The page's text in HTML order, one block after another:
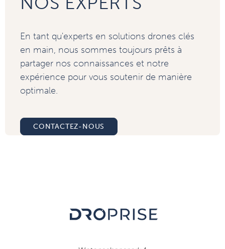
En tant qu'experts en solutions drones clés
en main, nous sommes toujours prêts à
partager nos connaissances et notre
expérience pour vous soutenir de manière
optimale.
CONTACTEZ-NOUS